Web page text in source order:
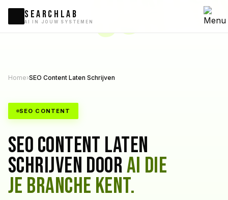
SEARCHLAB
AI IN JOUW SYSTEMEN
Home›SEO Content Laten Schrijven
SEO CONTENT
SEO content laten
schrijven doorAI die
je branche kent.